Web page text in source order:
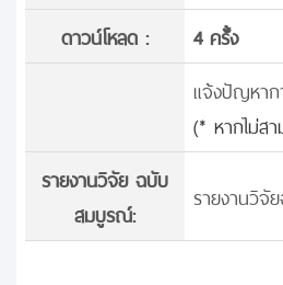
ดาวน์โหลด :
4 ครั้้ง
แจ้งปัญหาก
(* หากไม่ส
รายงานวิจัย ฉบับ
สมบูรณ์:
รายงานวิจั